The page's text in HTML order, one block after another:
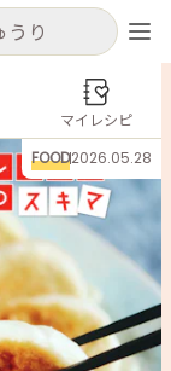
キャンセル
登録
キャンセル
ンツ
ろこし
マイレシピ
FOOD2026.05.28